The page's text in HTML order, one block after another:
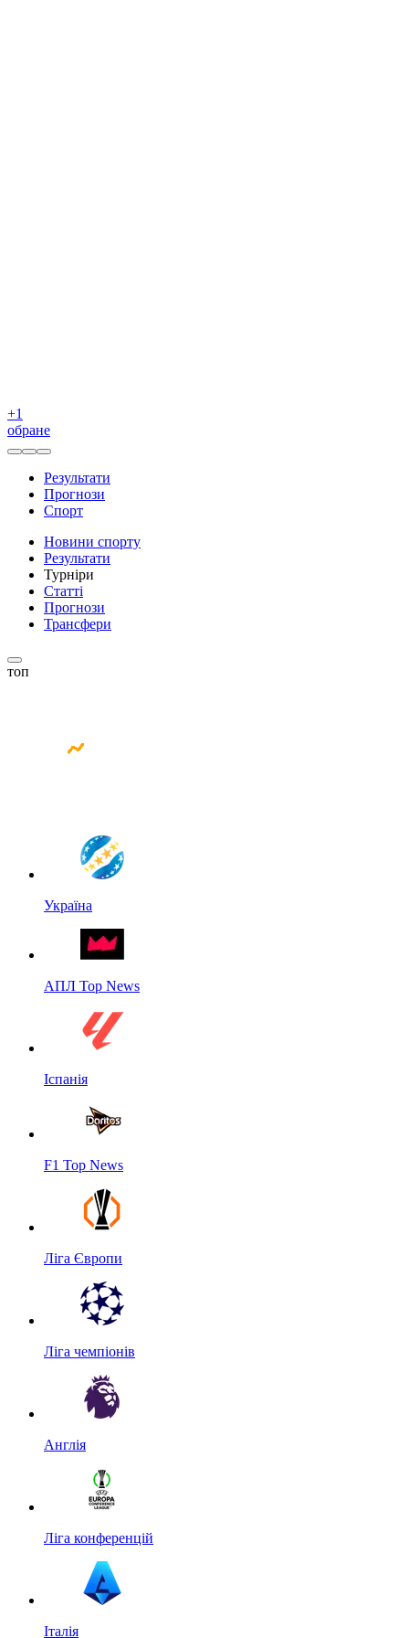
+1
обране
Результати
Прогнози
Спорт
Новини спорту
Результати
Турніри
Статті
Прогнози
Трансфери
топ
Україна
АПЛ Top News
Іспанія
F1 Top News
Ліга Європи
Ліга чемпіонів
Англія
Ліга конференцій
Італія